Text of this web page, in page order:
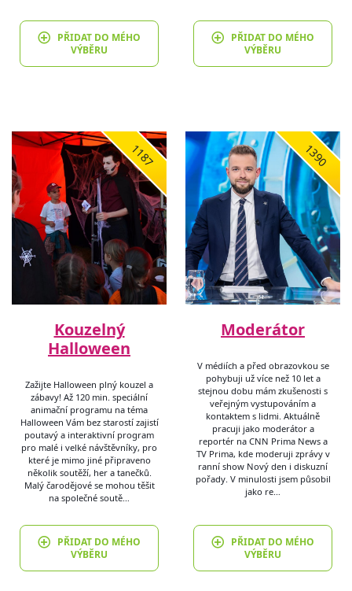
PŘIDAT DO MÉHO
VÝBĚRU
PŘIDAT DO MÉHO
VÝBĚRU
1187
Kouzelný
Halloween
Zažijte Halloween plný kouzel a
zábavy! Až 120 min. speciální
animační programu na téma
Halloween Vám bez starostí zajistí
poutavý a interaktivní program
pro malé i velké návštěvníky, pro
které je mimo jiné připraveno
několik soutěží, her a tanečků.
Malý čarodějové se mohou těšit
na společné soutě…
PŘIDAT DO MÉHO
VÝBĚRU
1390
Moderátor
V médiích a před obrazovkou se
pohybuji už více než 10 let a
stejnou dobu mám zkušenosti s
veřejným vystupováním a
kontaktem s lidmi. Aktuálně
pracuji jako moderátor a
reportér na CNN Prima News a
TV Prima, kde moderuji zprávy v
ranní show Nový den i diskuzní
pořady. V minulosti jsem působil
jako re…
PŘIDAT DO MÉHO
VÝBĚRU